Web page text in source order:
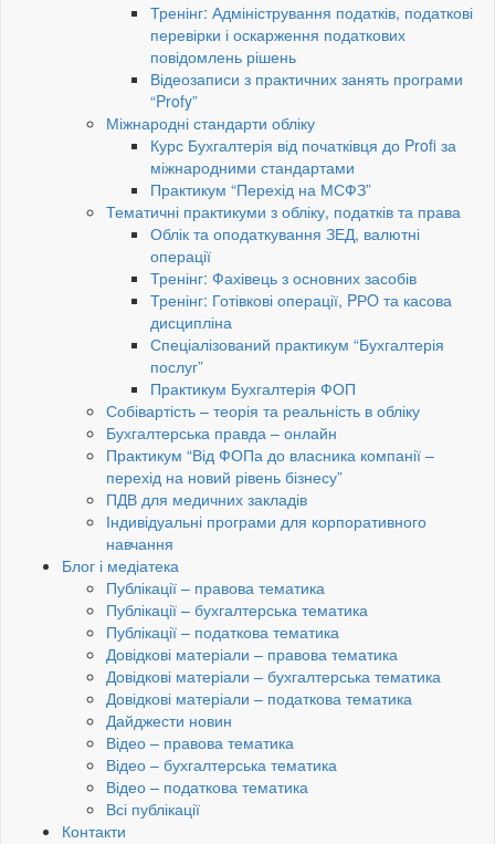
Тренінг: Адміністрування податків, податкові
перевірки і оскарження податкових
повідомлень рішень
Відеозаписи з практичних занять програми
“Profy”
Міжнародні стандарти обліку
Курс Бухгалтерія від початківця до Profi за
міжнародними стандартами
Практикум “Перехід на МСФЗ”
Тематичні практикуми з обліку, податків та права
Облік та оподаткування ЗЕД, валютні
операції
Тренінг: Фахівець з основних засобів
Тренінг: Готівкові операції, PРO та касова
дисципліна
Спеціалізований практикум “Бухгалтерія
послуг”
Практикум Бухгалтерія ФОП
Собівартість – теорія та реальність в обліку
Бухгалтерська правда – онлайн
Практикум “Від ФОПа до власника компанії –
перехід на новий рівень бізнесу”
ПДВ для медичних закладів
Індивідуальні програми для корпоративного
навчання
Блог і медіатека
Публікації – правова тематика
Публікації – бухгалтерська тематика
Публікації – податкова тематика
Довідкові матеріали – правова тематика
Довідкові матеріали – бухгалтерська тематика
Довідкові матеріали – податкова тематика
Дайджести новин
Відео – правова тематика
Відео – бухгалтерська тематика
Відео – податкова тематика
Всі публікації
Контакти